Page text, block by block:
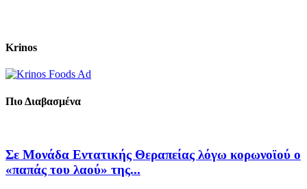
Krinos
Πιο Διαβασμένα
Σε Μονάδα Εντατικής Θεραπείας λόγω κορωνοϊού ο
«παπάς του λαού» της...